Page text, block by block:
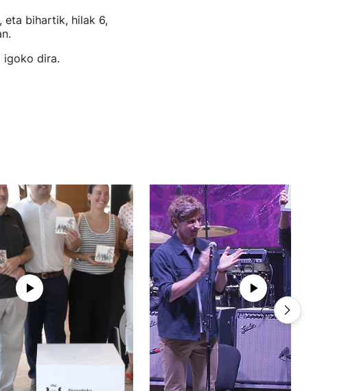
eta bihartik, hilak 6,
igoko dira.